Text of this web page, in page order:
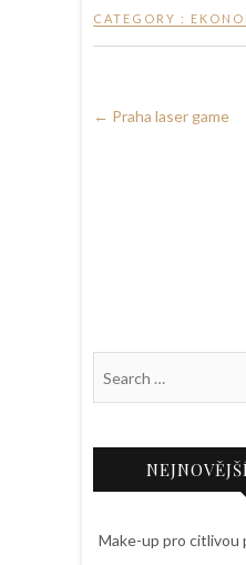
CATEGORY :
← Praha laser game
Make-up pro citlivou